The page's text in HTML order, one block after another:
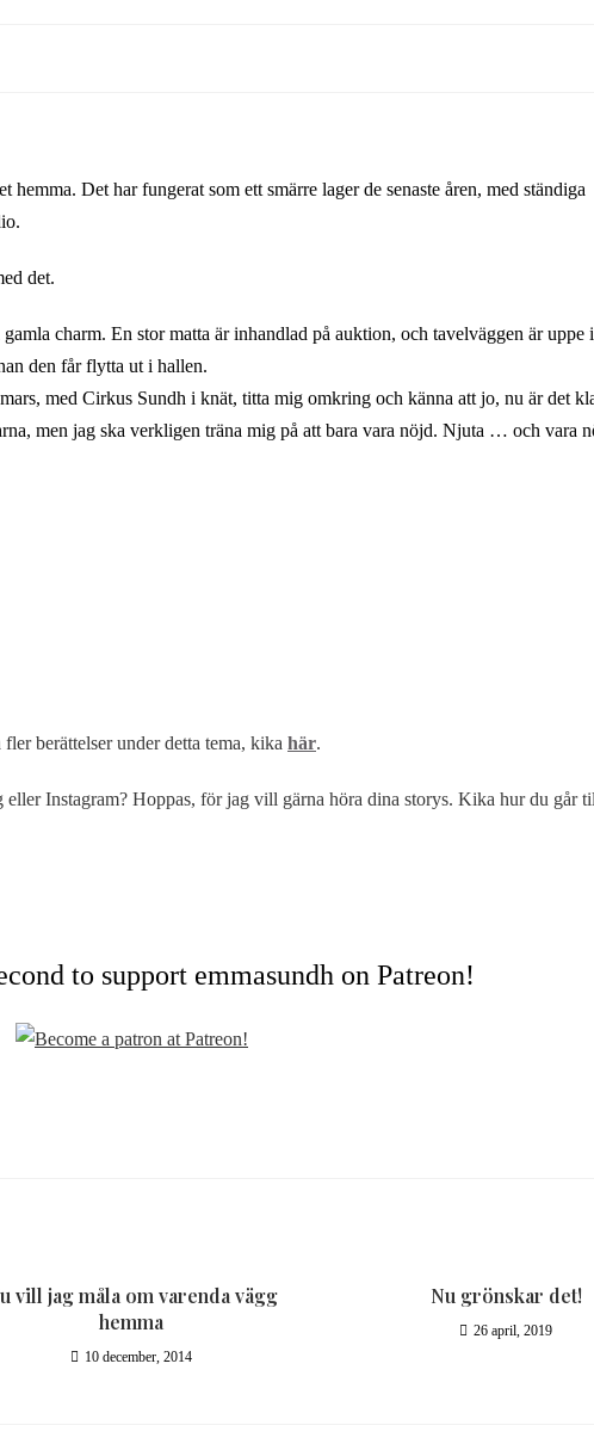
Det har fungerat som ett smärre lager de senaste åren, med ständiga
det.
charm. En stor matta är inhandlad på auktion, och tavelväggen är uppe
den får flytta ut i hallen.
med Cirkus Sundh i knät, titta mig omkring och känna att jo, nu är det
men jag ska verkligen träna mig på att bara vara nöjd. Njuta … och vara
berättelser under detta tema, kika här.
Instagram? Hoppas, för jag vill gärna höra dina storys. Kika hur du går
to support emmasundh on Patreon!
vill jag måla om varenda vägg
hemma
10 december, 2014
Nu grönskar det!
26 april, 2019